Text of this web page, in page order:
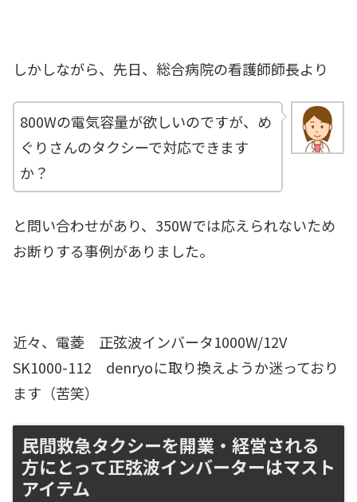
しかしながら、先日、総合病院の看護師師長より
800Wの電気容量が欲しいのですが、め
ぐりさんのタクシーで対応できます
か？
と問い合わせがあり、350Wでは応えられないため
お断りする事例がありました。
近々、電菱 正弦波インバータ1000W/12V
SK1000-112 denryoに取り換えようか迷っており
ます（苦笑）
民間救急タクシーを開業・経営される
方にとって正弦波インバーターはマスト
アイテム